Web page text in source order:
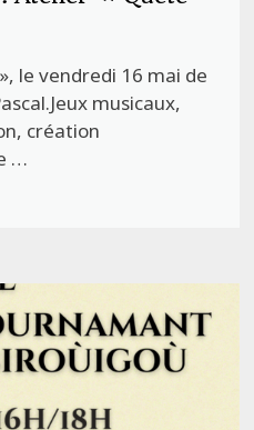
le vendredi 16 mai de
musicaux,
création
…